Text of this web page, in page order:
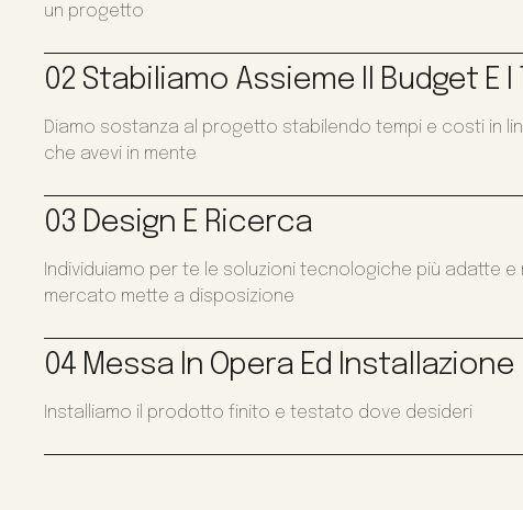
un progetto
02 Stabiliamo Assieme Il Budget E I
Diamo sostanza al progetto stabilendo tempi e costi in
che avevi in mente
03 Design E Ricerca
Individuiamo per te le soluzioni tecnologiche più adatte e
mercato mette a disposizione
04 Messa In Opera Ed Installazione
Installiamo il prodotto finito e testato dove desideri